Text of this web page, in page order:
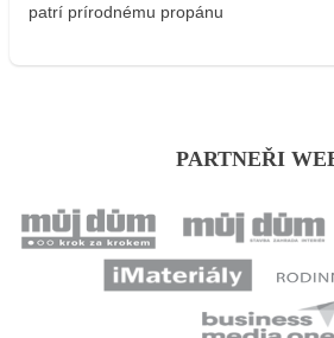
patrí prírodnému propánu
PARTNEŘI